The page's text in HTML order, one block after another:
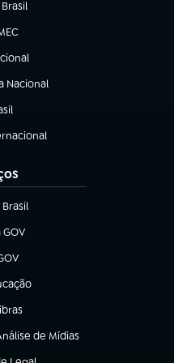
aba)
nova aba)
Nacional
aba)
nova aba)
aba)
aba)
aba)
nova aba)
aba)
nova aba)
de Mídias